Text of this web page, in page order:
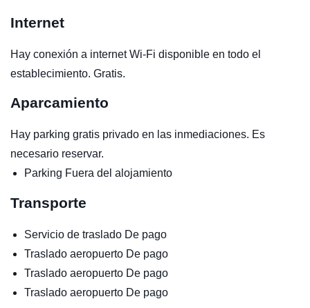
Internet
Hay conexión a internet Wi-Fi disponible en todo el
establecimiento. Gratis.
Aparcamiento
Hay parking gratis privado en las inmediaciones. Es
necesario reservar.
Parking Fuera del alojamiento
Transporte
Servicio de traslado De pago
Traslado aeropuerto De pago
Traslado aeropuerto De pago
Traslado aeropuerto De pago